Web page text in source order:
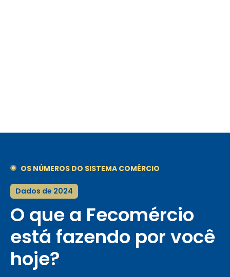
OS NÚMEROS DO SISTEMA COMÉRCIO
Dados de 2024
O que a Fecomércio
está fazendo por você
hoje?